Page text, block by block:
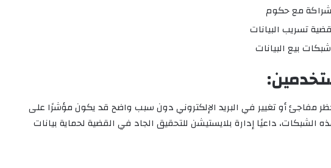
مع حكوم
تسريب البيانات
بيع البيانات
مفاجئ أو تغيير في البريد الإلكتروني دون سبب واضح قد يكون مؤشرًا على
الشبكات، داعيًا إدارة بلايستيشن للتحقيق الجاد في القضية لحماية بيانات